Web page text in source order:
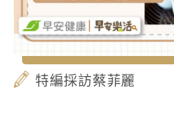
特編採訪蔡菲麗